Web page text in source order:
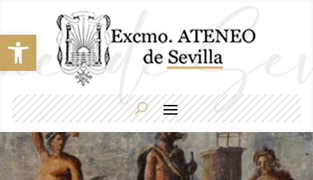
Abrir barra de herramientas